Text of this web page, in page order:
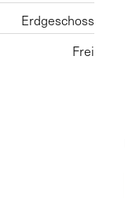
Erdgeschoss
Frei